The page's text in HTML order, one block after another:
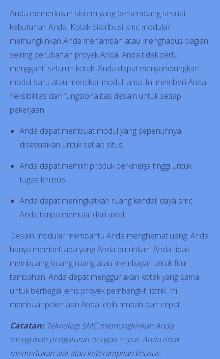
Anda memerlukan sistem yang berkembang sesuai
kebutuhan Anda. Kotak distribusi smc modular
memungkinkan Anda menambah atau menghapus bagian
seiring perubahan proyek Anda. Anda tidak perlu
mengganti seluruh kotak. Anda dapat menyambungkan
modul baru atau menukar modul lama. Ini memberi Anda
fleksibilitas dan fungsionalitas desain untuk setiap
pekerjaan.
Anda dapat membuat modul yang sepenuhnya
disesuaikan untuk setiap situs.
Anda dapat memilih produk berkinerja tinggi untuk
tugas khusus.
Anda dapat meningkatkan ruang kendali daya smc
Anda tanpa memulai dari awal.
Desain modular membantu Anda menghemat uang. Anda
hanya membeli apa yang Anda butuhkan. Anda tidak
membuang-buang ruang atau membayar untuk fitur
tambahan. Anda dapat menggunakan kotak yang sama
untuk berbagai jenis proyek pembangkit listrik. Ini
membuat pekerjaan Anda lebih mudah dan cepat.
Catatan: Teknologi SMC memungkinkan Anda
mengubah pengaturan dengan cepat. Anda tidak
memerlukan alat atau keterampilan khusus.